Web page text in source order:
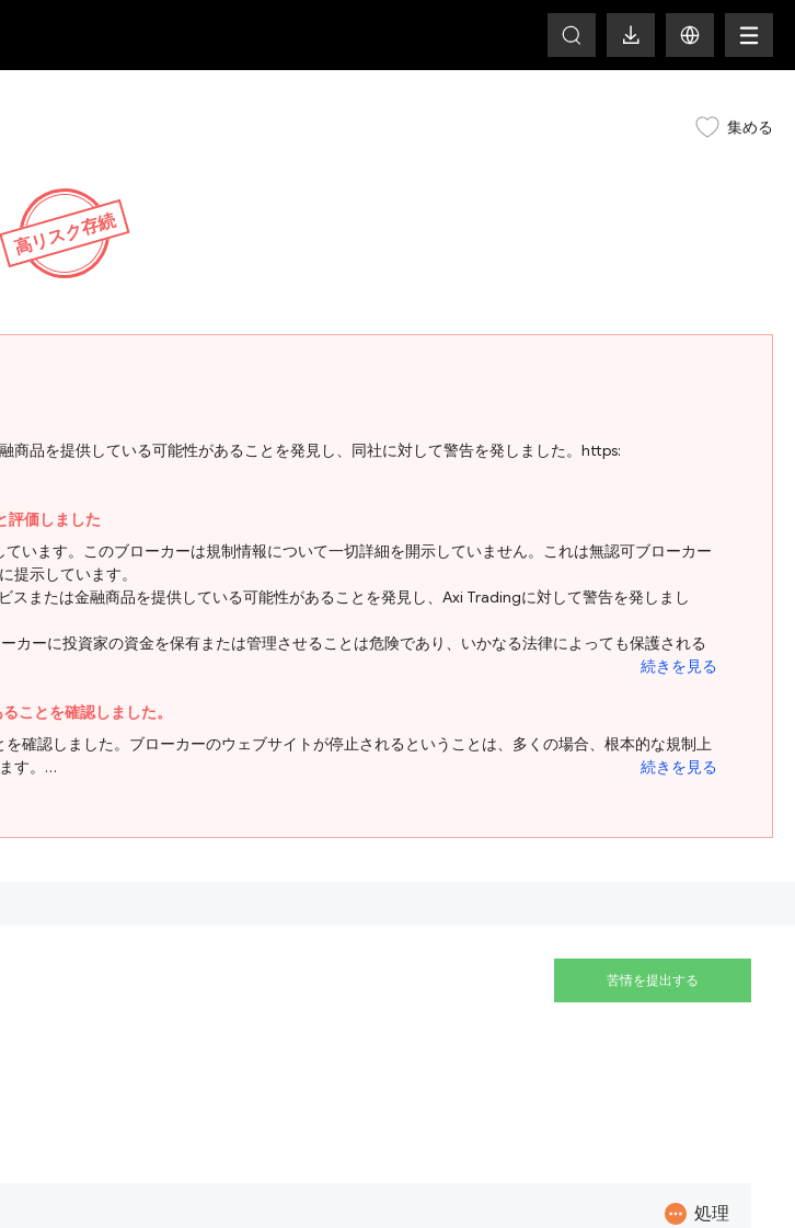
集める
高リスク存続
品を提供している可能性があることを発見し、同社に対して警告を発しました。https:
価しました
います。このブローカーは規制情報について一切詳細を開示していません。これは無認可ブローカー
提示しています。
または金融商品を提供している可能性があることを発見し、Axi Tradingに対して警告を発しまし
ーに投資家の資金を保有または管理させることは危険であり、いかなる法律によっても保護される
続きを見る
とを確認しました。
認しました。ブローカーのウェブサイトが停止されるということは、多くの場合、根本的な規制上
す。
続きを見る
苦情を提出する
処理